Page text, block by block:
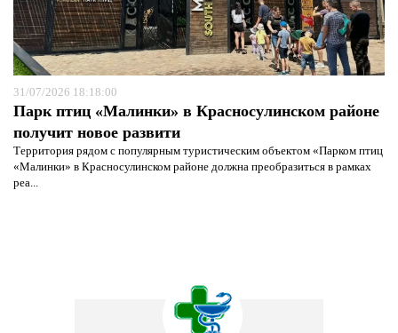
31/07/2026 18:18:00
Парк птиц «Малинки» в Красносулинском районе
получит новое развити
Территория рядом с популярным туристическим объектом «Парком птиц
«Малинки» в Красносулинском районе должна преобразиться в рамках
реа...